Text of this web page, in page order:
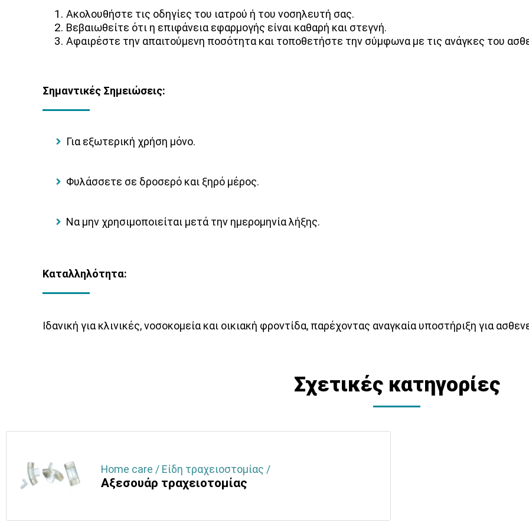
Ακολουθήστε τις οδηγίες του ιατρού ή του νοσηλευτή σας.
Βεβαιωθείτε ότι η επιφάνεια εφαρμογής είναι καθαρή και στεγνή.
Αφαιρέστε την απαιτούμενη ποσότητα και τοποθετήστε την σύμφωνα με τις ανάγκες του
Σημαντικές Σημειώσεις:
Για εξωτερική χρήση μόνο.
Φυλάσσετε σε δροσερό και ξηρό μέρος.
Να μην χρησιμοποιείται μετά την ημερομηνία λήξης.
Καταλληλότητα:
Ιδανική για κλινικές, νοσοκομεία και οικιακή φροντίδα, παρέχοντας αναγκαία υποστήριξη για
Σχετικές κατηγορίες
Home care / Είδη τραχειοστομίας /
Αξεσουάρ τραχειοτομίας